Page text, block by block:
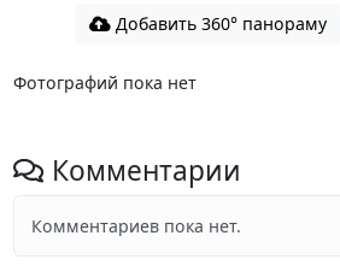
Добавить 360° панораму
Фотографий пока нет
Комментарии
Комментариев пока нет.